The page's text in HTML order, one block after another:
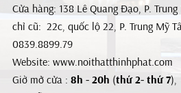
Cửa hàng: 138 Lê Quang Đạo, P.
chỉ cũ: 22c, quốc lộ 22, P. Trung Mỹ
0839.8899.79
Website: www.noithatthinhphat.com
Giờ mở cửa : 8h - 20h (thứ 2- thứ 7),